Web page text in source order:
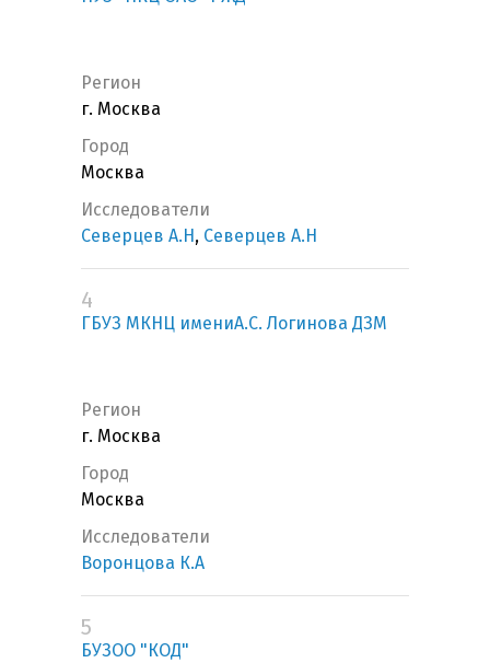
Регион
г. Москва
Город
Москва
Исследователи
Северцев А.Н , Северцев А.Н
4
ГБУЗ МКНЦ имениА.С. Логинова ДЗМ
Регион
г. Москва
Город
Москва
Исследователи
Воронцова К.А
5
БУЗОО "КОД"